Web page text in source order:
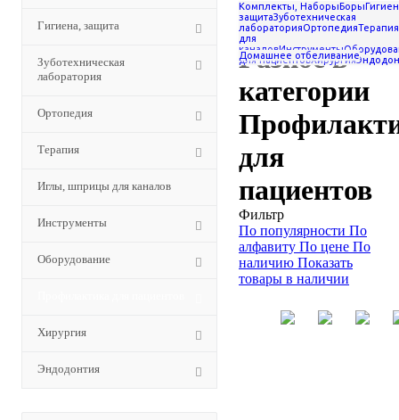
Гигиена, защита
Зуботехническая
лаборатория
Ортопедия
Терапия
Иглы, шприцы для каналов
Инструменты
Оборудование
Хирургия
Эндодонтия
Комплекты, НаборыБоры
защитаЗуботехническая
лабораторияОртопедияТерапия
для
каналовИнструменты
для пациентовХирургия
Разное в категории
Профилактика для пациентов
Домашнее отбеливание
Разное в
категории
для
пациентов
Фильтр
По популярности По
алфавиту По цене По
наличию Показать
товары в наличии